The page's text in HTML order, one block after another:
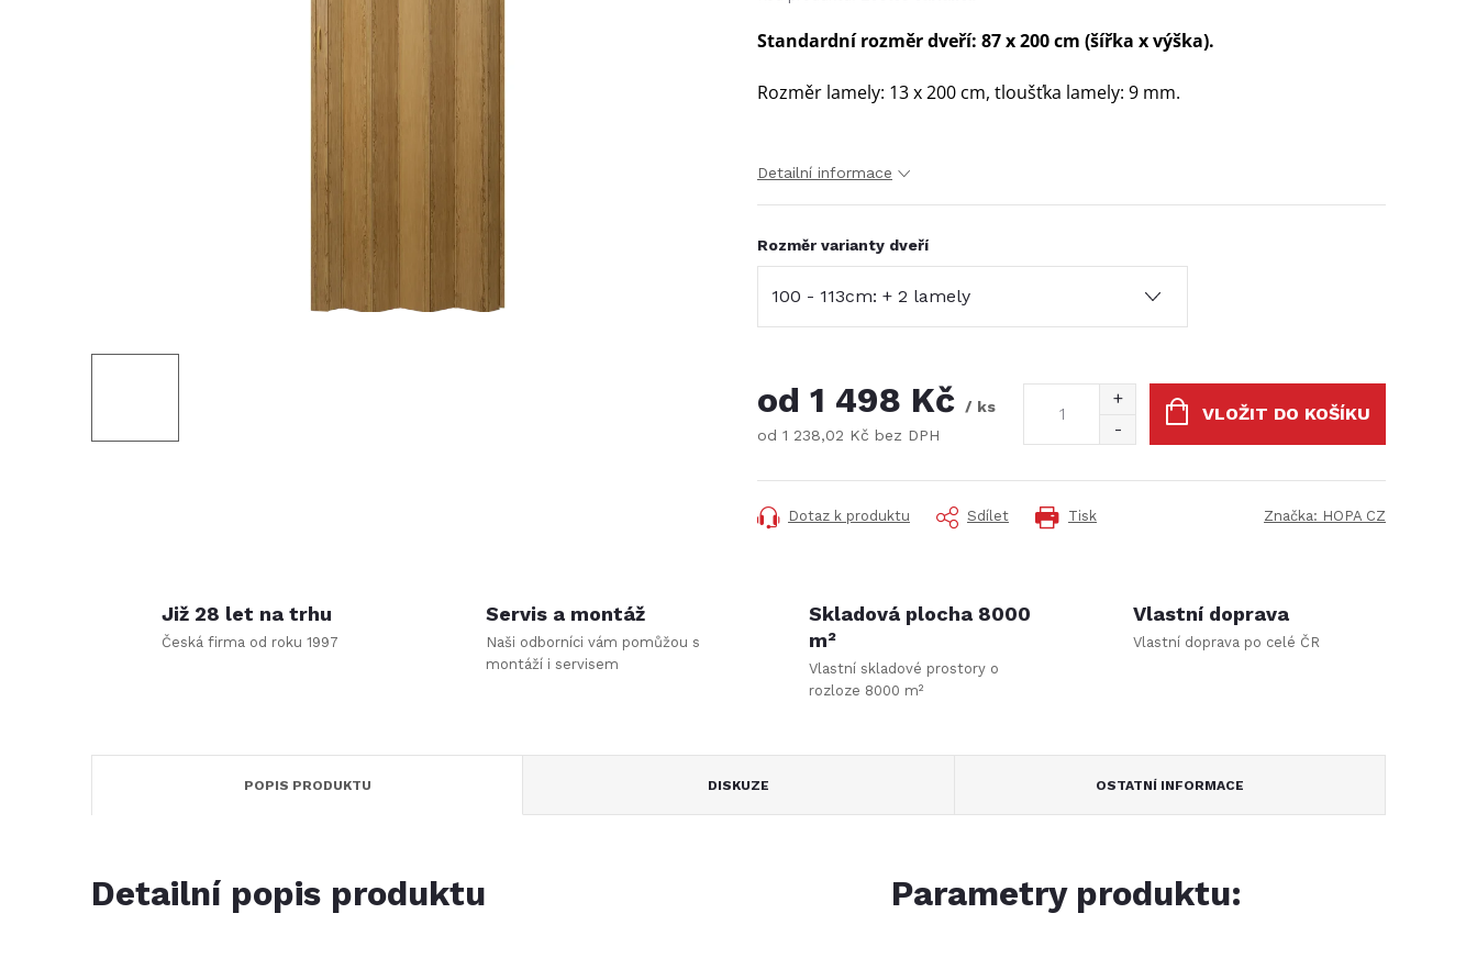
Standardní rozměr dveří: 87 x 200 cm (šířka x výška).
Rozměr lamely: 13 x 200 cm, tloušťka lamely: 9 mm.
Detailní informace
Rozměr varianty dveří
od 1 498 Kč
/ ks
od 1 238,02 Kč bez DPH
cena:
VLOŽIT DO KOŠÍKU
Tisk
Dotaz k produktu Sdílet Značka: HOPA CZ
Již 28 let na trhu
Česká firma od roku 1997
Servis a montáž
Naši odborníci vám pomůžou s
montáží i servisem
Skladová plocha 8000
m²
Vlastní skladové prostory o
rozloze 8000 m²
Vlastní doprava
Vlastní doprava po celé ČR
POPIS PRODUKTU DISKUZE OSTATNÍ INFORMACE
Detailní popis produktu Parametry produktu: